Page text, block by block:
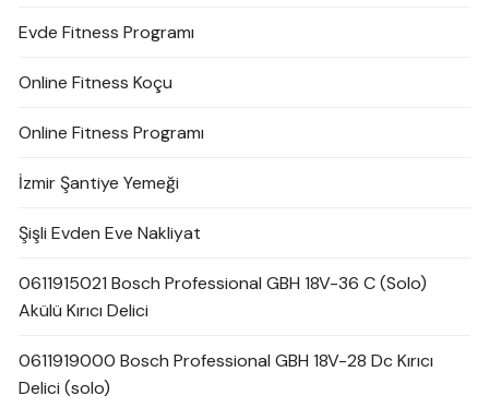
Evde Fitness Programı
Online Fitness Koçu
Online Fitness Programı
İzmir Şantiye Yemeği
Şişli Evden Eve Nakliyat
0611915021 Bosch Professional GBH 18V-36 C (Solo)
Akülü Kırıcı Delici
0611919000 Bosch Professional GBH 18V-28 Dc Kırıcı
Delici (solo)